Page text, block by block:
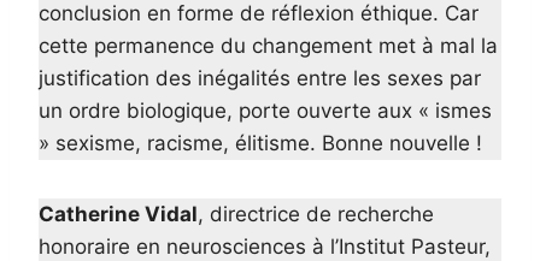
conclusion en forme de réflexion éthique. Car
cette permanence du changement met à mal la
justification des inégalités entre les sexes par
un ordre biologique, porte ouverte aux « ismes
» sexisme, racisme, élitisme. Bonne nouvelle !
Catherine Vidal, directrice de recherche
honoraire en neurosciences à l’Institut Pasteur,